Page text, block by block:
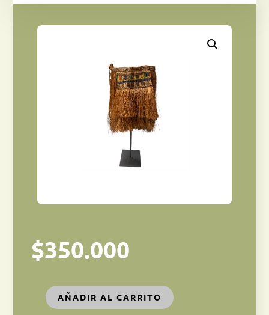
$350.000
FALDAAÑADIR AL CARRITO